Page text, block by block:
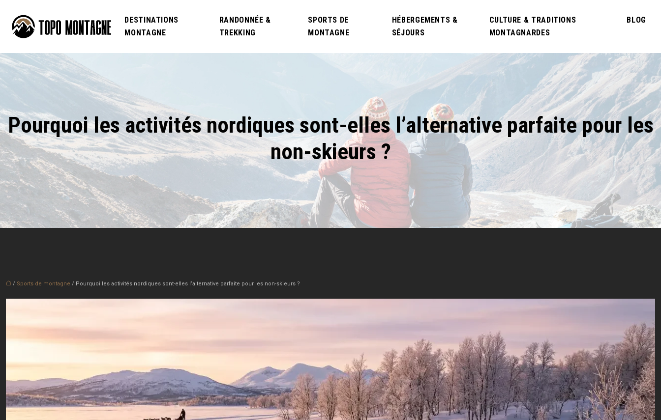
DESTINATIONS
MONTAGNE
RANDONNÉE &
TREKKING
SPORTS DE
MONTAGNE
HÉBERGEMENTS &
SÉJOURS
CULTURE & TRADITIONS
MONTAGNARDES
BLOG
Pourquoi les activités nordiques sont-elles l’alternative parfaite pour les
non-skieurs ?
/ Sports de montagne / Pourquoi les activités nordiques sont-elles l’alternative parfaite pour les non-skieurs ?